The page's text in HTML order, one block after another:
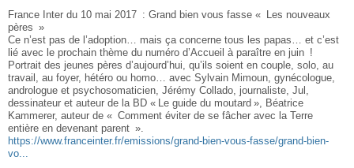
France Inter du 10 mai 2017 : Grand bien vous fasse « Les nouveaux
pères »
Ce n’est pas de l’adoption… mais ça concerne tous les papas… et c’est
lié avec le prochain thème du numéro d’Accueil à paraître en juin !
Portrait des jeunes pères d’aujourd’hui, qu’ils soient en couple, solo, au
travail, au foyer, hétéro ou homo… avec Sylvain Mimoun, gynécologue,
andrologue et psychosomaticien, Jérémy Collado, journaliste, Jul,
dessinateur et auteur de la BD « Le guide du moutard », Béatrice
Kammerer, auteur de « Comment éviter de se fâcher avec la Terre
entière en devenant parent ».
https://www.franceinter.fr/emissions/grand-bien-vous-fasse/grand-bien-
vo...